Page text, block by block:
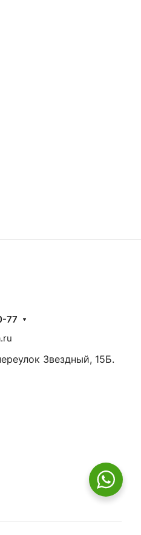
77
Звездный, 15Б.